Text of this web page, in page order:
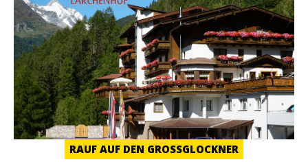
RAUF AUF DEN GROSSGLOCKNER